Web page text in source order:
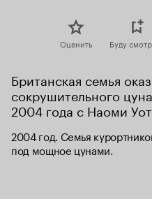
Оценить Буду
Британская семья
сокрушительного
2004 года с Наоми
2004 год. Семья
под мощное цунами.